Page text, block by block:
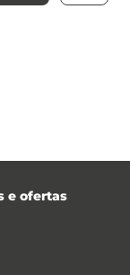
e ofertas